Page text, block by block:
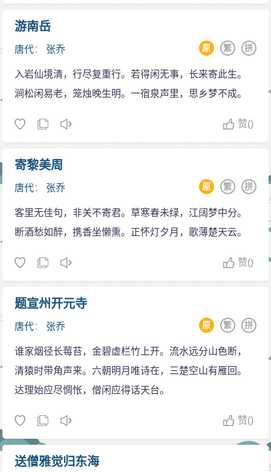
游南岳
唐代： 张乔 拼
繁
原
入岩仙境清，行尽复重行。若得闲无事，长来寄此生。
涧松闲易老，笼烛晚生明。一宿泉声里，思乡梦不成。
赞()
寄黎美周
唐代： 张乔 拼
繁
原
客里无佳句，非关不寄君。草寒春未绿，江阔梦中分。
断酒愁如醉，携香坐懒熏。正怀灯夕月，歌薄楚天云。
赞()
题宣州开元寺
唐代： 张乔 拼
繁
原
谁家烟径长莓苔，金碧虚栏竹上开。流水远分山色断，
清猿时带角声来。六朝明月唯诗在，三楚空山有雁回。
达理始应尽惆怅，僧闲应得话天台。
赞()
送僧雅觉归东海